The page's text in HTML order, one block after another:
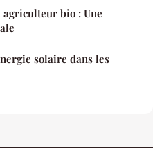
bio : Une
solaire dans les